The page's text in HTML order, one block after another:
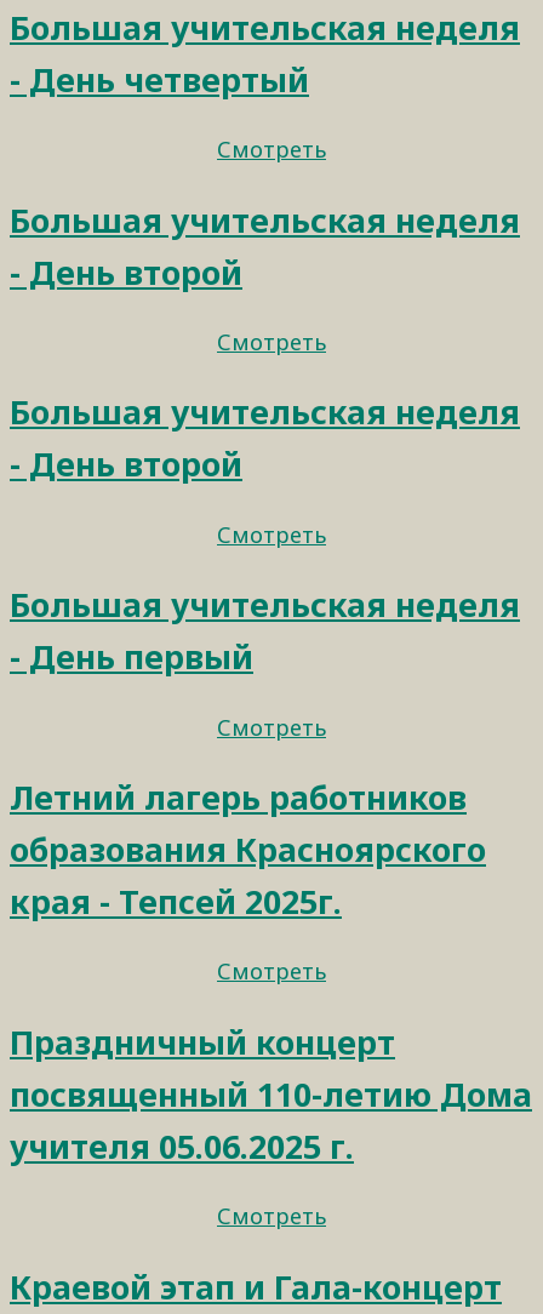
Большая учительская неделя
- День четвертый
Смотреть
Большая учительская неделя
- День второй
Смотреть
Большая учительская неделя
- День второй
Смотреть
Большая учительская неделя
- День первый
Смотреть
Летний лагерь работников
образования Красноярского
края - Тепсей 2025г.
Смотреть
Праздничный концерт
посвященный 110-летию Дома
учителя 05.06.2025 г.
Смотреть
Краевой этап и Гала-концерт